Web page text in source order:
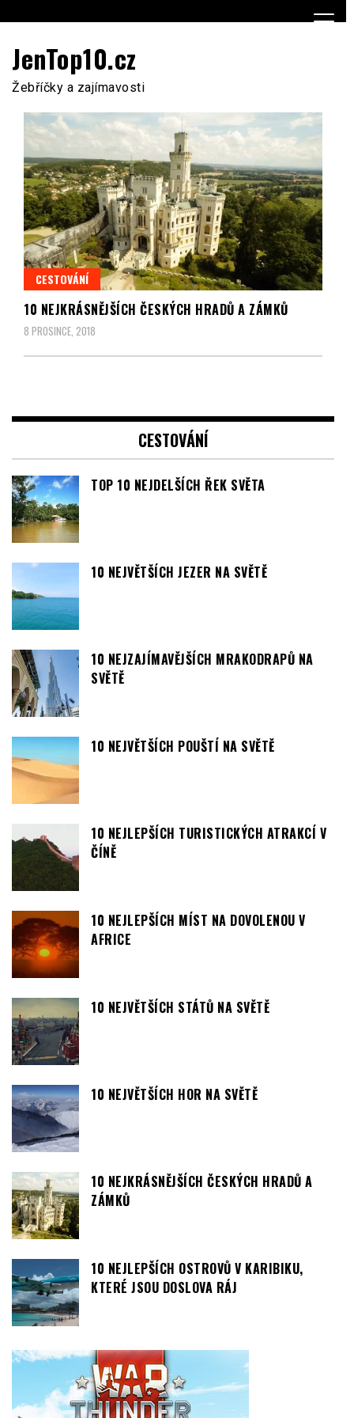
to
JenTop10.cz
Žebříčky a zajímavosti
CESTOVÁNÍ
10 NEJKRÁSNĚJŠÍCH ČESKÝCH HRADŮ A ZÁMKŮ
8 PROSINCE, 2018
CESTOVÁNÍ
TOP 10 NEJDELŠÍCH ŘEK SVĚTA
10 NEJVĚTŠÍCH JEZER NA SVĚTĚ
10 NEJZAJÍMAVĚJŠÍCH MRAKODRAPŮ NA
SVĚTĚ
10 NEJVĚTŠÍCH POUŠTÍ NA SVĚTĚ
10 NEJLEPŠÍCH TURISTICKÝCH ATRAKCÍ V
ČÍNĚ
10 NEJLEPŠÍCH MÍST NA DOVOLENOU V
AFRICE
10 NEJVĚTŠÍCH STÁTŮ NA SVĚTĚ
10 NEJVĚTŠÍCH HOR NA SVĚTĚ
10 NEJKRÁSNĚJŠÍCH ČESKÝCH HRADŮ A
ZÁMKŮ
10 NEJLEPŠÍCH OSTROVŮ V KARIBIKU,
KTERÉ JSOU DOSLOVA RÁJ